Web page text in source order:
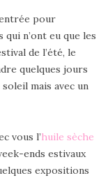
pour
n’ont eu que les
de l’été, le
quelques jours
mais avec un
vous l’huile sèche
ends estivaux
expositions